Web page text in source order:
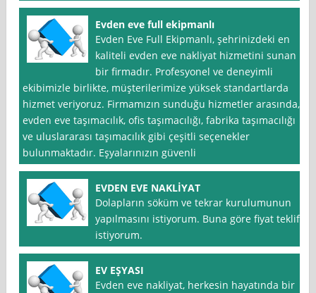
Evden eve full ekipmanlı
Evden Eve Full Ekipmanlı, şehrinizdeki en
kaliteli evden eve nakliyat hizmetini sunan
bir firmadır. Profesyonel ve deneyimli
ekibimizle birlikte, müşterilerimize yüksek standartlarda
hizmet veriyoruz. Firmamızın sunduğu hizmetler arasında,
evden eve taşımacılık, ofis taşımacılığı, fabrika taşımacılığı
ve uluslararası taşımacılık gibi çeşitli seçenekler
bulunmaktadır. Eşyalarınızın güvenli
EVDEN EVE NAKLİYAT
Dolapların söküm ve tekrar kurulumunun
yapılmasını istiyorum. Buna göre fiyat teklifi
istiyorum.
EV EŞYASI
Evden eve nakliyat, herkesin hayatında bir